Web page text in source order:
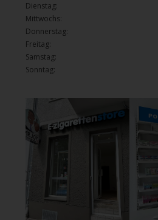
Dienstag:
Mittwochs:
Donnerstag:
Freitag:
Samstag:
Sonntag: